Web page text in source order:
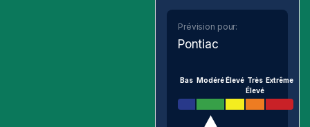
Prévision pour:
Pontiac
Bas Modéré Élevé Très
Élevé
Extrême